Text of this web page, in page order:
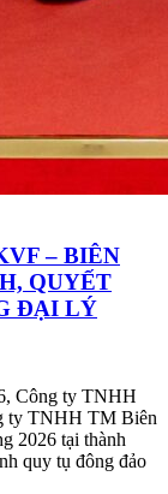
– BIÊN
QUYẾT
ĐẠI LÝ
Công ty TNHH
ty TNHH TM Biên
2026 tại thành
quy tụ đông đảo